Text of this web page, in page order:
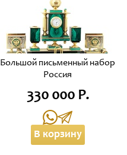
Большой письменный набор
Россия
330 000 Р.
В корзину